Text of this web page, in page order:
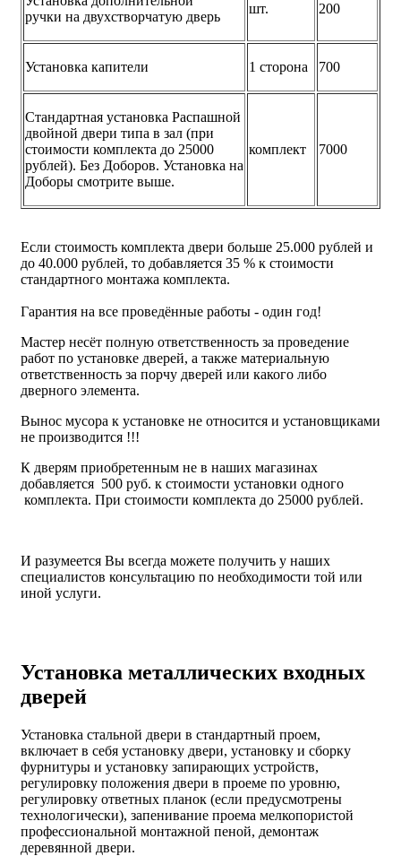
ручки на двухстворчатую дверь
шт. 200
Установка капители 1 сторона 700
Стандартная установка Распашной
двойной двери типа в зал (при
стоимости комплекта до 25000
рублей). Без Доборов. Установка на
Доборы смотрите выше.
комплект 7000
Если стоимость комплекта двери больше 25.000 рублей и
до 40.000 рублей, то добавляется 35 % к стоимости
стандартного монтажа комплекта.
Гарантия на все проведённые работы - один год!
Мастер несёт полную ответственность за проведение
работ по установке дверей, а также материальную
ответственность за порчу дверей или какого либо
дверного элемента.
Вынос мусора к установке не относится и установщиками
не производится !!!
К дверям приобретенным не в наших магазинах
добавляется 500 руб. к стоимости установки одного
комплекта. При стоимости комплекта до 25000 рублей.
И разумеется Вы всегда можете получить у наших
специалистов консультацию по необходимости той или
иной услуги.
Установка металлических входных
дверей
Установка стальной двери в стандартный проем,
включает в себя установку двери, установку и сборку
фурнитуры и установку запирающих устройств,
регулировку положения двери в проеме по уровню,
регулировку ответных планок (если предусмотрены
технологически), запенивание проема мелкопористой
профессиональной монтажной пеной, демонтаж
деревянной двери.